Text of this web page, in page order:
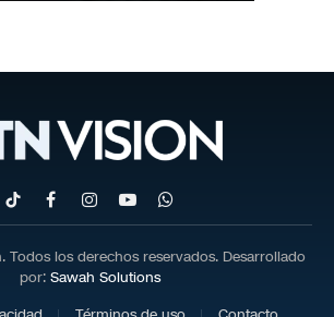
TikTokFacebookInstagram
YouTubeWhatsApp
Todos los derechos reservados. Desarrollado
por: Sawah Solutions